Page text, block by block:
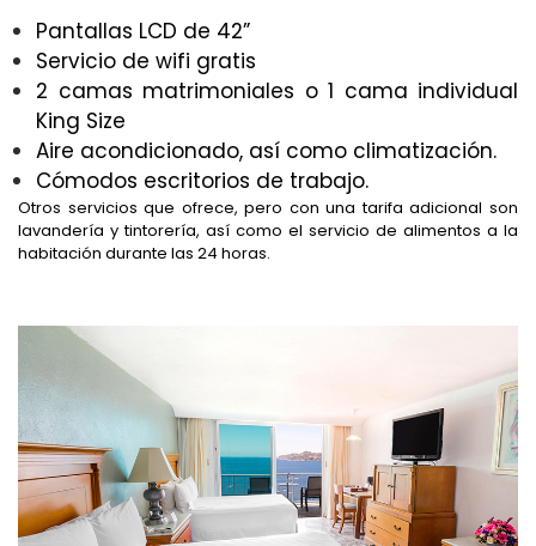
Pantallas LCD de 42”
Servicio de wifi gratis
2 camas matrimoniales o 1 cama individual
King Size
Aire acondicionado, así como climatización.
Cómodos escritorios de trabajo.
Otros servicios que ofrece, pero con una tarifa adicional son
lavandería y tintorería, así como el servicio de alimentos a la
habitación durante las 24 horas.